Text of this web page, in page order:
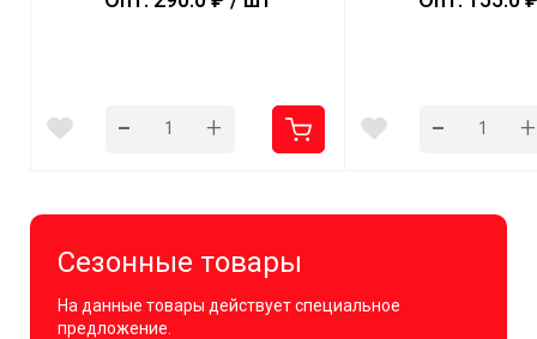
- + - +
Сезонные товары
На данные товары действует специальное
предложение.